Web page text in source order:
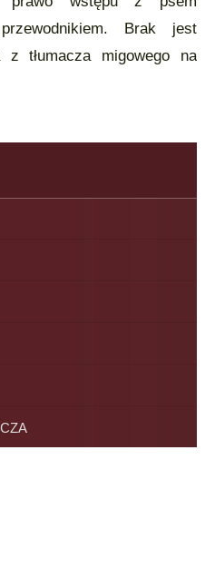
Brak jest
z tłumacza migowego na